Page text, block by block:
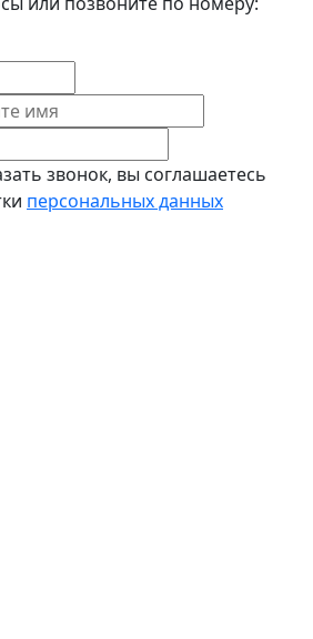
звонок, вы соглашаетесь
персональных данных